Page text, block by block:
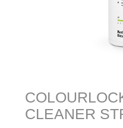
CLEANER